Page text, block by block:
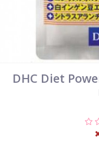
DHC Diet